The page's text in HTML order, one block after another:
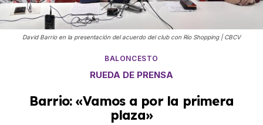
David Barrio en la presentación del acuerdo del club con Río Shopping | CBCV
BALONCESTO
RUEDA DE PRENSA
Barrio: «Vamos a por la primera
plaza»